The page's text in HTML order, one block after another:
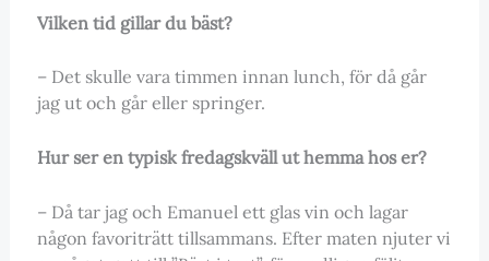
Vilken tid gillar du bäst?
– Det skulle vara timmen innan lunch, för då går
jag ut och går eller springer.
Hur ser en typisk fredagskväll ut hemma hos er?
– Då tar jag och Emanuel ett glas vin och lagar
någon favoriträtt tillsammans. Efter maten njuter vi